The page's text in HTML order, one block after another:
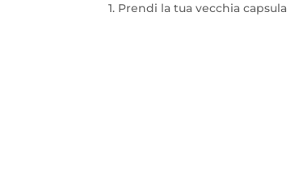
1. Prendi la tua vecchia capsula